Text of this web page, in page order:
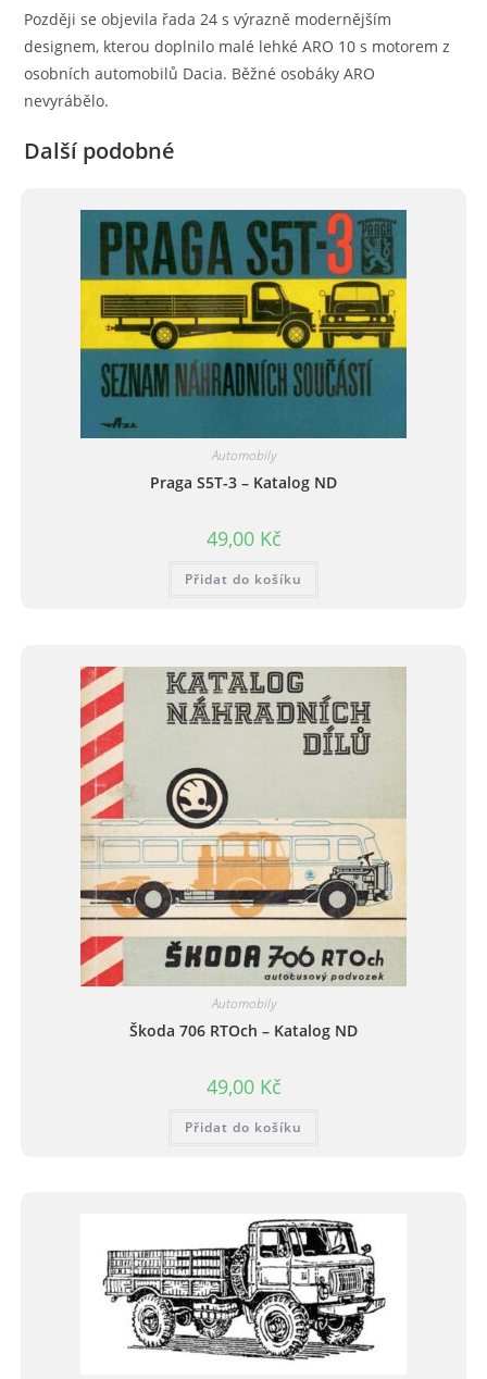
Později se objevila řada 24 s výrazně modernějším
designem, kterou doplnilo malé lehké ARO 10 s motorem z
osobních automobilů Dacia. Běžné osobáky ARO
nevyrábělo.
Další podobné
Automobily
Praga S5T-3 – Katalog ND
49,00 Kč
Přidat do košíku
Automobily
Škoda 706 RTOch – Katalog ND
49,00 Kč
Přidat do košíku